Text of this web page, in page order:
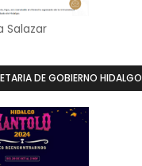
Salazar
DE GOBIERNO HIDALGO